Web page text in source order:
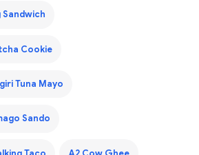
Sandwich
Cookie
Tuna Mayo
Sando